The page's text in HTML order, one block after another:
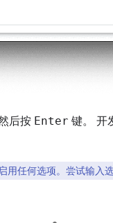
后按 Enter 键。 开
用任何选项。尝试输入